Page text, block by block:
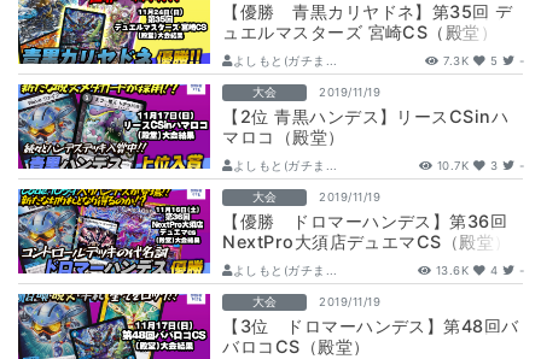
【優勝 青黒カリヤドネ】第35回 デ
ュエルマスターズ 宮崎CS（殿堂）
よしもと(ガチま... 7.3K 5 -
大会 2019/11/19
【2位 青黒ハンデス】リースCSinハ
マロコ（殿堂）
よしもと(ガチま... 10.7K 3 -
大会 2019/11/19
【優勝 ドロマーハンデス】第36回
NextPro大須店デュエマCS（殿堂）
よしもと(ガチま... 13.6K 4 -
大会 2019/11/19
【3位 ドロマーハンデス】第48回バ
バロコCS（殿堂）